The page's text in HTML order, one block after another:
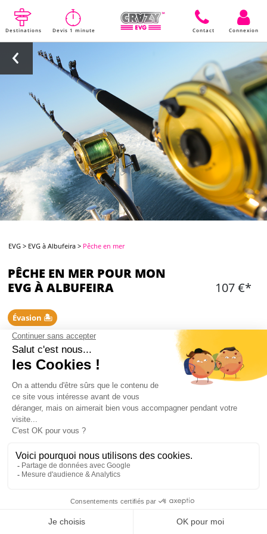
Destinations Devis 1 minute Contact Connexion
EVG > EVG à Albufeira > Pêche en mer
PÊCHE EN MER POUR MON
EVG À ALBUFEIRA
107 €*
Évasion 🏝️
CONTENU
Un bateau de pêche avec skipper
Le carburant
Les appâts, le matériel de pêche
5€ par personne à payer sur place pour le
permis de pêche
Mon EVG à Albufeira